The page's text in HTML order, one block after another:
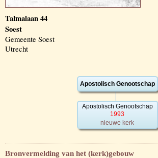
Talmalaan 44
Soest
Gemeente Soest
Utrecht
Apostolisch Genootschap
Apostolisch Genootschap
1993
nieuwe kerk
Bronvermelding van het (kerk)gebouw